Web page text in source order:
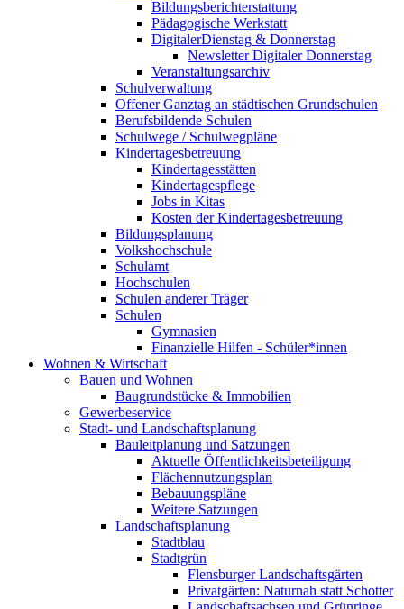
Bildungsberichterstattung
Pädagogische Werkstatt
DigitalerDienstag & Donnerstag
Newsletter Digitaler Donnerstag
Veranstaltungsarchiv
Schulverwaltung
Offener Ganztag an städtischen Grundschulen
Berufsbildende Schulen
Schulwege / Schulwegpläne
Kindertagesbetreuung
Kindertagesstätten
Kindertagespflege
Jobs in Kitas
Kosten der Kindertagesbetreuung
Bildungsplanung
Volkshochschule
Schulamt
Hochschulen
Schulen anderer Träger
Schulen
Gymnasien
Finanzielle Hilfen - Schüler*innen
Wohnen & Wirtschaft
Bauen und Wohnen
Baugrundstücke & Immobilien
Gewerbeservice
Stadt- und Landschaftsplanung
Bauleitplanung und Satzungen
Aktuelle Öffentlichkeitsbeteiligung
Flächennutzungsplan
Bebauungspläne
Weitere Satzungen
Landschaftsplanung
Stadtblau
Stadtgrün
Flensburger Landschaftsgärten
Privatgärten: Naturnah statt Schotter